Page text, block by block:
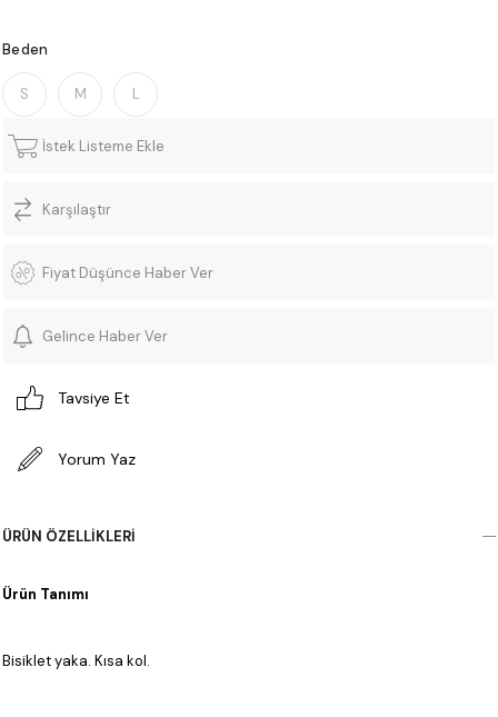
Beden
S M L
İstek Listeme Ekle
Karşılaştır
Fiyat Düşünce Haber Ver
Gelince Haber Ver
Tavsiye Et
Yorum Yaz
ÜRÜN ÖZELLIKLERI
Ürün Tanımı
Bisiklet yaka. Kısa kol.